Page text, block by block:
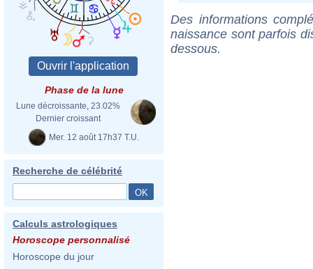
Phase de la lune
Lune décroissante, 23.02%
Dernier croissant
Mer. 12 août 17h37 T.U.
Recherche de célébrité
Calculs astrologiques
Horoscope personnalisé
Horoscope du jour
Des informations
naissance sont parfois
dessous.